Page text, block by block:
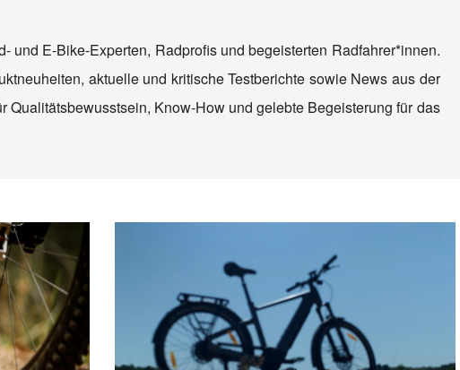
und E-Bike-Experten, Radprofis und begeisterten Radfahrer*innen.
aktuelle und kritische Testberichte sowie News aus der
Qualitätsbewusstsein, Know-How und gelebte Begeisterung für das